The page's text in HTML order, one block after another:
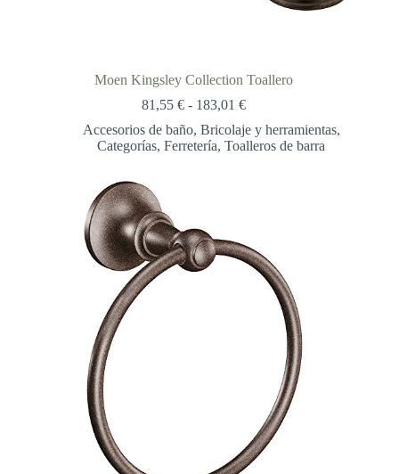
Moen Kingsley Collection Toallero
81,55 € - 183,01 €Rango
precios:
desde
Accesorios de baño, Bricolaje y herramientas,
Categorías,Ferretería,Toalleros de barra